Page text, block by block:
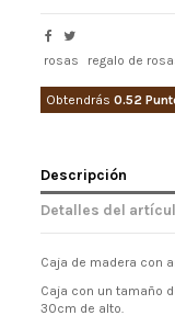
rosas regalo de
Obtendrás0.52
Descripción
Detalles del
Caja de madera con
Caja con un tamaño
30cm de alto.